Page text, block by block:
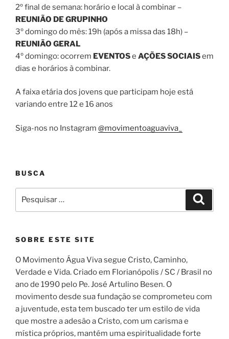
2º final de semana: horário e local à combinar –
REUNIÃO DE GRUPINHO
3º domingo do mês: 19h (após a missa das 18h) –
REUNIÃO GERAL
4º domingo: ocorrem EVENTOSe AÇÕES SOCIAISem
dias e horários à combinar.
A faixa etária dos jovens que participam hoje está
variando entre 12 e 16 anos
Siga-nos no Instagram @movimentoaguaviva_
BUSCA
por:
SOBRE ESTE SITE
O Movimento Água Viva segue Cristo, Caminho,
Verdade e Vida. Criado em Florianópolis / SC / Brasil no
ano de 1990 pelo Pe. José Artulino Besen. O
movimento desde sua fundação se comprometeu com
a juventude, esta tem buscado ter um estilo de vida
que mostre a adesão a Cristo, com um carisma e
mística próprios, mantém uma espiritualidade forte